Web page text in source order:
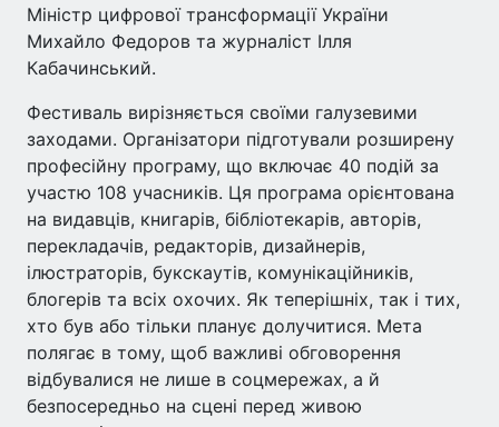
Міністр цифрової трансформації України
Михайло Федоров та журналіст Ілля
Кабачинський.
Фестиваль вирізняється своїми галузевими
заходами. Організатори підготували розширену
професійну програму, що включає 40 подій за
участю 108 учасників. Ця програма орієнтована
на видавців, книгарів, бібліотекарів, авторів,
перекладачів, редакторів, дизайнерів,
ілюстраторів, букскаутів, комунікаційників,
блогерів та всіх охочих. Як теперішніх, так і тих,
хто був або тільки планує долучитися. Мета
полягає в тому, щоб важливі обговорення
відбувалися не лише в соцмережах, а й
безпосередньо на сцені перед живою